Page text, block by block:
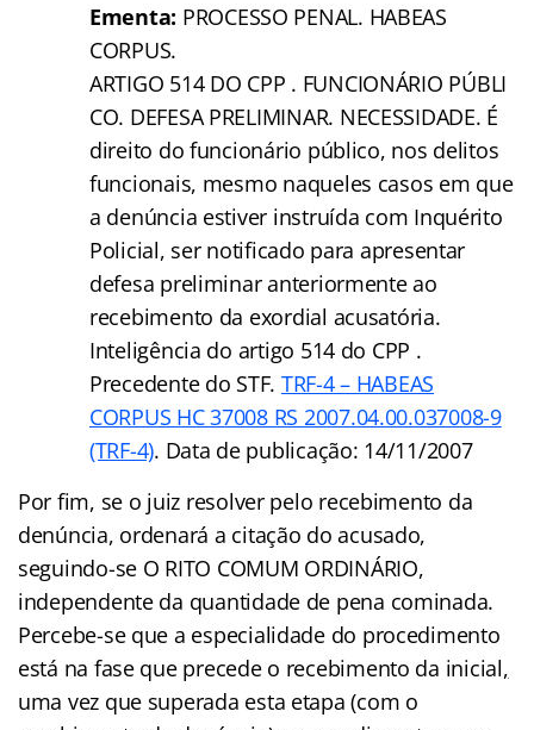
Ementa: PROCESSO PENAL. HABEAS
CORPUS.
ARTIGO 514 DO CPP . FUNCIONÁRIO PÚBLI
CO. DEFESA PRELIMINAR. NECESSIDADE. É
direito do funcionário público, nos delitos
funcionais, mesmo naqueles casos em que
a denúncia estiver instruída com Inquérito
Policial, ser notificado para apresentar
defesa preliminar anteriormente ao
recebimento da exordial acusatória.
Inteligência do artigo 514 do CPP .
Precedente do STF. TRF-4 – HABEAS
CORPUS HC 37008 RS 2007.04.00.037008-9
(TRF-4). Data de publicação: 14/11/2007
Por fim, se o juiz resolver pelo recebimento da
denúncia, ordenará a citação do acusado,
seguindo-se O RITO COMUM ORDINÁRIO,
independente da quantidade de pena cominada.
Percebe-se que a especialidade do procedimento
está na fase que precede o recebimento da inicial,
uma vez que superada esta etapa (com o